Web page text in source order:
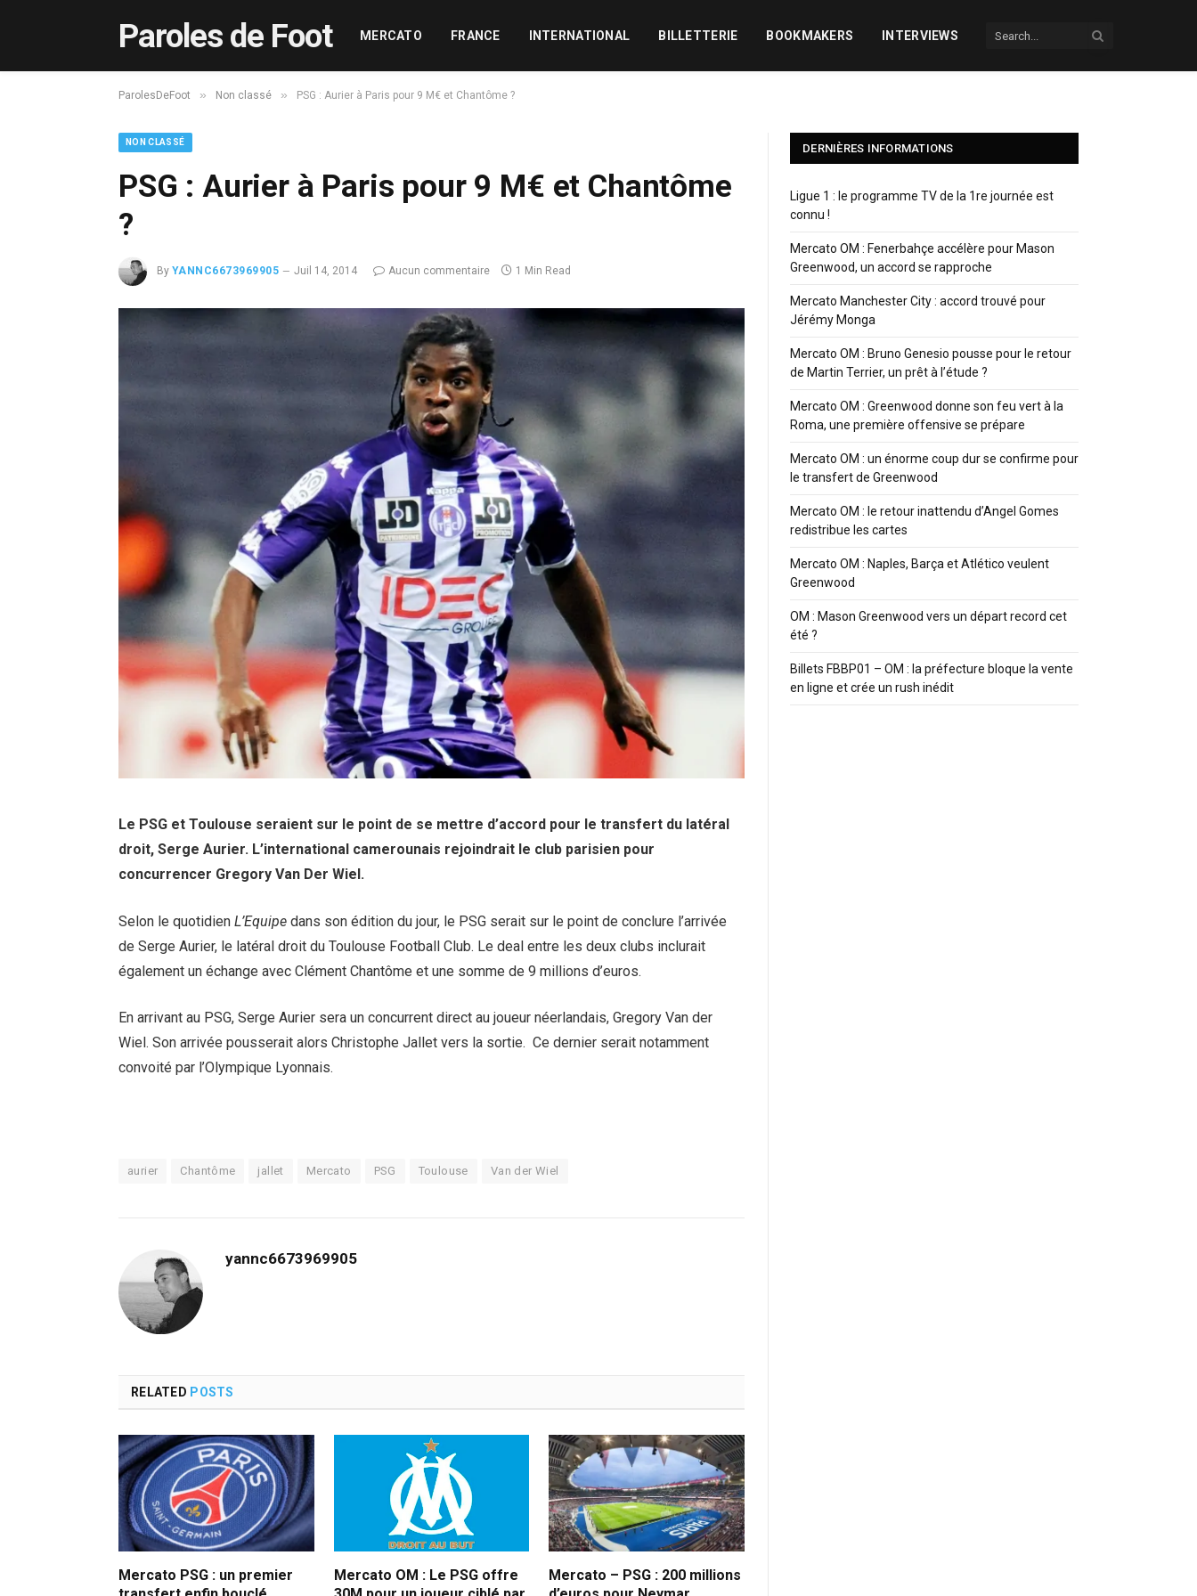
Paroles de Foot MERCATO FRANCE INTERNATIONAL BILLETTERIE BOOKMAKERS INTERVIEWS
ParolesDeFoot » Non classé » PSG : Aurier à Paris pour 9 M€ et Chantôme ?
NON CLASSÉ
PSG : Aurier à Paris pour 9 M€ et Chantôme
?
By YANNC6673969905 Juil 14, 2014 Aucun commentaire 1 Min Read
Le PSG et Toulouse seraient sur le point de se mettre d’accord pour le transfert du latéral
droit, Serge Aurier. L’international camerounais rejoindrait le club parisien pour
concurrencer Gregory Van Der Wiel.
Selon le quotidien L’Equipe dans son édition du jour, le PSG serait sur le point de conclure l’arrivée
de Serge Aurier, le latéral droit du Toulouse Football Club. Le deal entre les deux clubs inclurait
également un échange avec Clément Chantôme et une somme de 9 millions d’euros.
En arrivant au PSG, Serge Aurier sera un concurrent direct au joueur néerlandais, Gregory Van der
Wiel. Son arrivée pousserait alors Christophe Jallet vers la sortie. Ce dernier serait notamment
convoité par l’Olympique Lyonnais.
aurier Chantôme jallet Mercato PSG Toulouse Van der Wiel
yannc6673969905
RELATED POSTS
Mercato PSG : un premier
Mercato OM : Le PSG offre
Mercato – PSG : 200 millions
DERNIÈRES INFORMATIONS
Ligue 1 : le programme TV de la 1re journée est
connu !
Mercato OM : Fenerbahçe accélère pour Mason
Greenwood, un accord se rapproche
Mercato Manchester City : accord trouvé pour
Jérémy Monga
Mercato OM : Bruno Genesio pousse pour le retour
de Martin Terrier, un prêt à l’étude ?
Mercato OM : Greenwood donne son feu vert à la
Roma, une première offensive se prépare
Mercato OM : un énorme coup dur se confirme pour
le transfert de Greenwood
Mercato OM : le retour inattendu d’Angel Gomes
redistribue les cartes
Mercato OM : Naples, Barça et Atlético veulent
Greenwood
OM : Mason Greenwood vers un départ record cet
été ?
Billets FBBP01 – OM : la préfecture bloque la vente
en ligne et crée un rush inédit